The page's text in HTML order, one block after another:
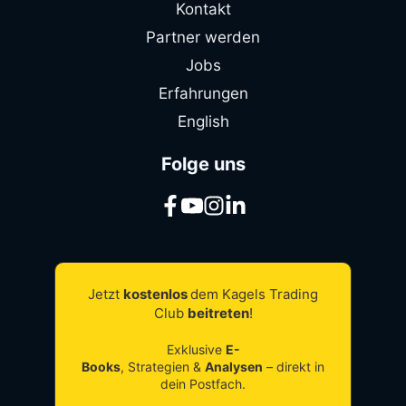
Kontakt
Partner werden
Jobs
Erfahrungen
English
Folge uns
Jetzt kostenlosdem Kagels Trading
Club beitreten!
Exklusive E-
Books, Strategien & Analysen – direkt in
dein Postfach.